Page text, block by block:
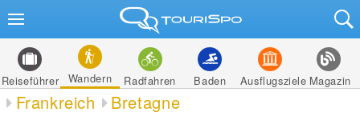
Reiseführer Wandern Radfahren Baden Ausflugsziele Magazin
Frankreich Bretagne